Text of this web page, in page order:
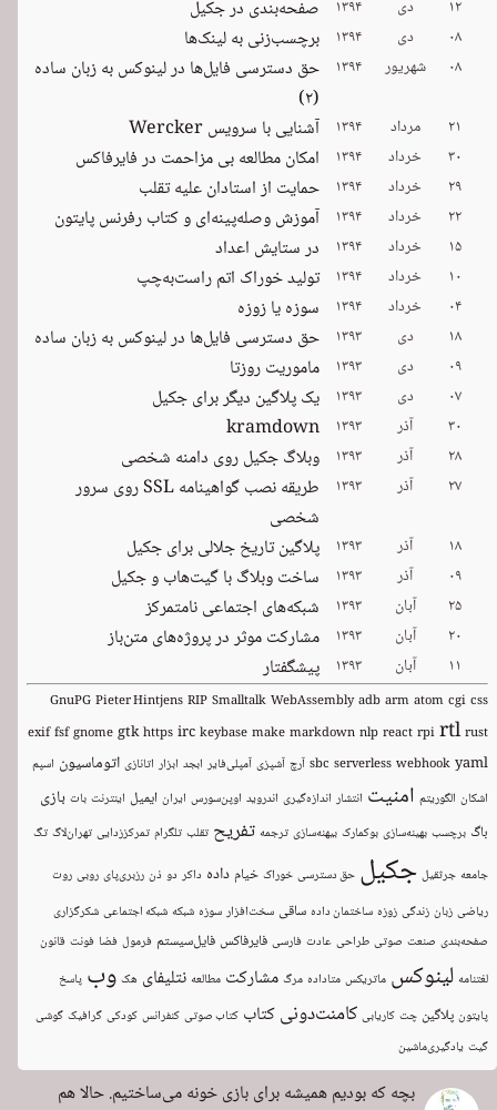
۱۲ دی ۱۳۹۴ صفحه‌بندی در جکیل
۰۸ دی ۱۳۹۴ برچسب‌زنی به لینک‌ها
۰۸ شهریور ۱۳۹۴
حق دسترسی فایل‌ها در لینوکس به زبان ساده
(۲)
۲۱ مرداد ۱۳۹۴ آشنایی با سرویس Wercker
۳۰ خرداد ۱۳۹۴ امکان مطالعه بی مزاحمت در فایرفاکس
۲۹ خرداد ۱۳۹۴ حمایت از استادان علیه تقلب
۲۲ خرداد ۱۳۹۴ آموزش وصله‌پینه‌ای و کتاب رفرنس پایتون
۱۵ خرداد ۱۳۹۴ در ستایش اعداد
۱۰ خرداد ۱۳۹۴ تولید خوراک اتم راست‌به‌چپ
۰۴ خرداد ۱۳۹۴ سوزه یا زوزه
۱۸ دی ۱۳۹۳ حق دسترسی فایل‌ها در لینوکس به زبان ساده
۰۹ دی ۱۳۹۳ ماموریت روزتا
۰۷ دی ۱۳۹۳ یک پلاگین دیگر برای جکیل
۳۰ آذر ۱۳۹۳ kramdown
۲۸ آذر ۱۳۹۳ وبلاگ جکیل روی دامنه شخصی
۲۷ آذر ۱۳۹۳
طریقه نصب گواهینامه SSL روی سرور
شخصی
۱۸ آذر ۱۳۹۳ پلاگین تاریخ جلالی برای جکیل
۰۹ آذر ۱۳۹۳ ساخت وبلاگ با گیت‌هاب و جکیل
۲۵ آبان ۱۳۹۳ شبکه‌های اجتماعی نامتمرکز
۲۰ آبان ۱۳۹۳ مشارکت موثر در پروژه‌های متن‌باز
۱۱ آبان ۱۳۹۳ پیشگفتار
GnuPG Pieter Hintjens RIP Smalltalk WebAssembly adb arm atom cgi css
exif fsf gnome gtk https irc keybase make markdown nlp react rpi rtl rust
sbc serverless webhook yaml آرچ آشپزی آمپلی‌فایر ابجد ابزار اتانازی اتوماسیون اسپم
اشکان الگوریتم امنیت انتشار اندازه‌گیری اندروید اوپن‌سورس ایران ایمیل اینترنت بات بازی
باگ برچسب بهینه‌سازی بوکمارک بیهنه‌سازی ترجمه تفریح تقلب تلگرام تمرکززدایی تهران‌لاگ تگ
جامعه جرثقیل جکیل حق دسترسی خوراک خیام داده داکر دو ذن رزبری‌پای روبی روت
ریاضی زبان زندگی زوزه ساختمان داده ساقی سخت‌افزار سوزه شبکه شبکه اجتماعی شکرگزاری
صفحه‌بندی صنعت صوتی طراحی عادت فارسی فایرفاکس فایل‌سیستم فرمول فضا فونت قانون
لغتنامه لینوکس ماتریکس متاداده مرگ مشارکت مطالعه نتلیفای هک وب پاسخ
پایتون پلاگین چت کاریابی کامنت‌دونیکتاب کتاب صوتی کنفرانس کودکی گرافیک گوشی
گیت یادگیری‌ماشین
بچه که بودیم همیشه برای بازی خونه می‌ساختیم. حالا هم